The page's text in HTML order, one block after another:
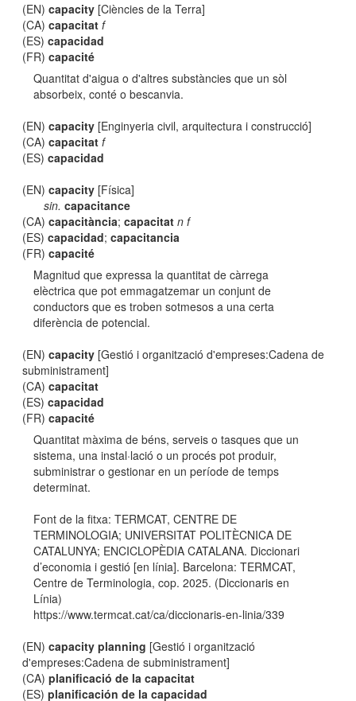
(EN)capacity [Ciències de la Terra]
(CA)capacitat f
(ES)capacidad
(FR)capacité
Quantitat d'aigua o d'altres substàncies que un sòl
absorbeix, conté o bescanvia.
(EN)capacity [Enginyeria civil, arquitectura i construcció]
(CA)capacitat f
(ES)capacidad
(EN)capacity [Física]
sin. capacitance
(CA)capacitància;capacitat n f
(ES)capacidad;capacitancia
(FR)capacité
Magnitud que expressa la quantitat de càrrega
elèctrica que pot emmagatzemar un conjunt de
conductors que es troben sotmesos a una certa
diferència de potencial.
(EN)capacity [Gestió i organització d'empreses:Cadena de
subministrament]
(CA)capacitat
(ES)capacidad
(FR)capacité
Quantitat màxima de béns, serveis o tasques que un
sistema, una instal·lació o un procés pot produir,
subministrar o gestionar en un període de temps
determinat.
Font de la fitxa: TERMCAT, CENTRE DE
TERMINOLOGIA; UNIVERSITAT POLITÈCNICA DE
CATALUNYA; ENCICLOPÈDIA CATALANA. Diccionari
d’economia i gestió [en línia]. Barcelona: TERMCAT,
Centre de Terminologia, cop. 2025. (Diccionaris en
Línia)
https://www.termcat.cat/ca/diccionaris-en-linia/339
(EN)capacity planning [Gestió i organització
d'empreses:Cadena de subministrament]
(CA)planificació de la capacitat
(ES)planificación de la capacidad